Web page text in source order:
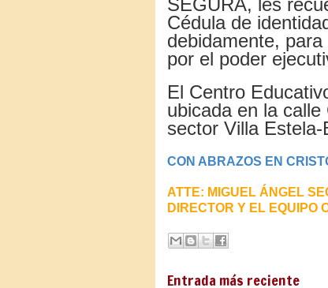
SEGURA, les
Cédula de
debidamente,
por el poder
El Centro
ubicada en la
sector Villa Estela-
CON ABRAZOS EN
ATTE: MIGUEL ÁNGEL
DIRECTOR Y EL EQUIPO
Entrada más reciente